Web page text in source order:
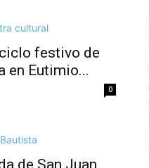
festivo de
en Eutimio...
0
de San Juan